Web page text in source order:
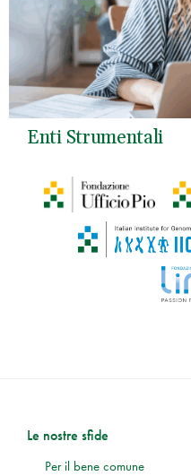
Enti Strumentali
Le nostre sfide
Per il bene comune